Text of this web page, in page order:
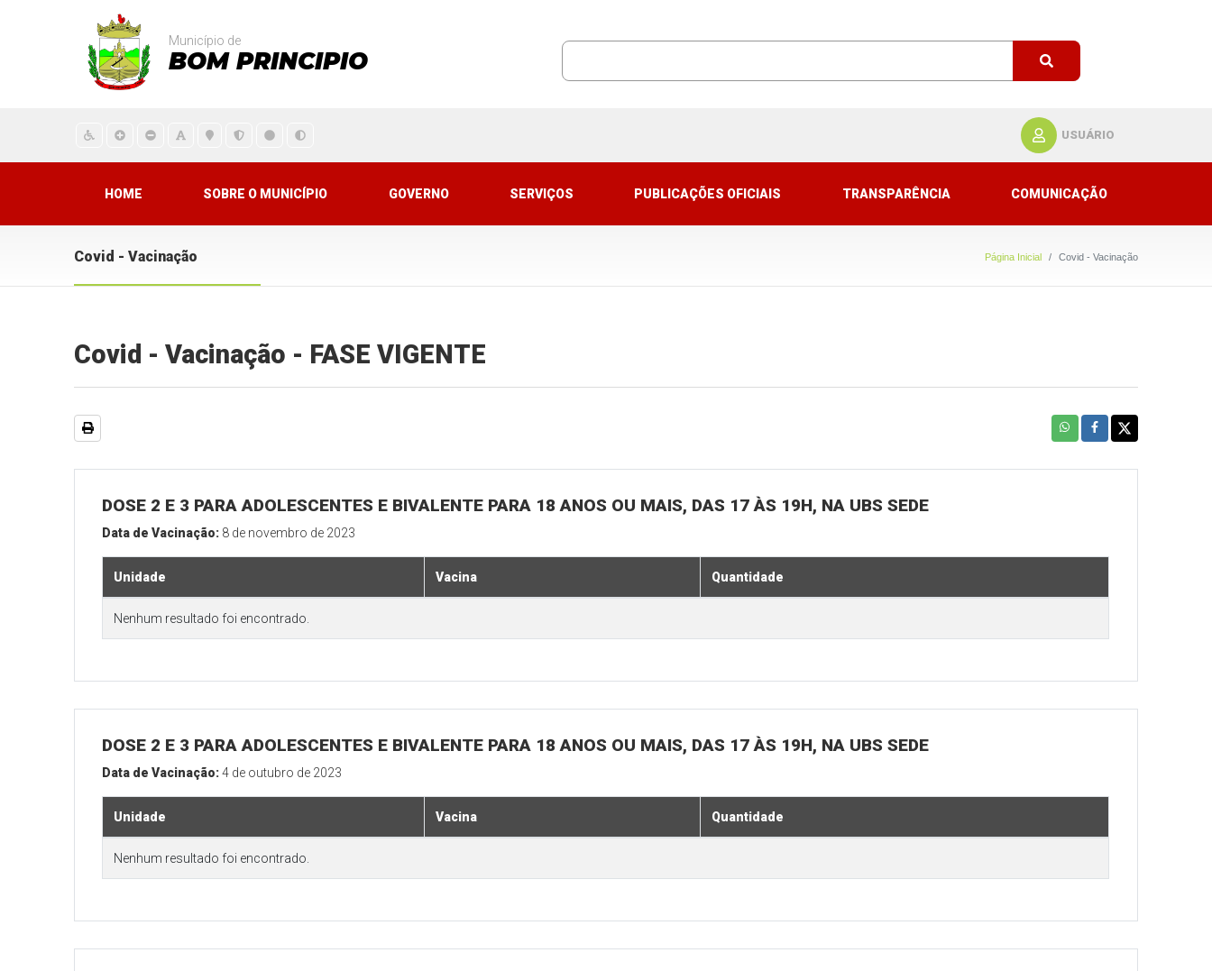
Município de
BOM PRINCIPIO
USUÁRIO
HOME SOBRE O MUNICÍPIO GOVERNO SERVIÇOS PUBLICAÇÕES OFICIAIS TRANSPARÊNCIA COMUNICAÇÃO
Covid - Vacinação Página Inicial Covid - Vacinação
Covid - Vacinação - FASE VIGENTE
DOSE 2 E 3 PARA ADOLESCENTES E BIVALENTE PARA 18 ANOS OU MAIS, DAS 17 ÀS 19H, NA UBS SEDE
Data de Vacinação: 8 de novembro de 2023
Unidade Vacina Quantidade
Nenhum resultado foi encontrado.
DOSE 2 E 3 PARA ADOLESCENTES E BIVALENTE PARA 18 ANOS OU MAIS, DAS 17 ÀS 19H, NA UBS SEDE
Data de Vacinação:4 de outubro de 2023
Unidade Vacina Quantidade
Nenhum resultado foi encontrado.